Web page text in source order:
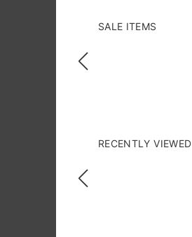
SALE ITEMS
RECENTLY VIEWED